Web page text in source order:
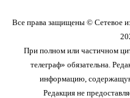
Все права защищены © Сетевое
При полном или частичном
телеграф» обязательна.
информацию,
Редакция не